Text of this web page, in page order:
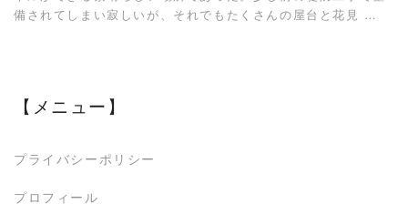
備されてしまい寂しいが、それでもたくさんの屋台と花見 …
【メニュー】
プライバシーポリシー
プロフィール